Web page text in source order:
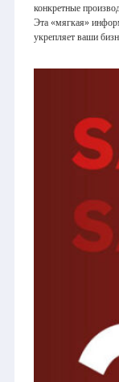
конкретные
Эта «мягкая»
укрепляет ваши